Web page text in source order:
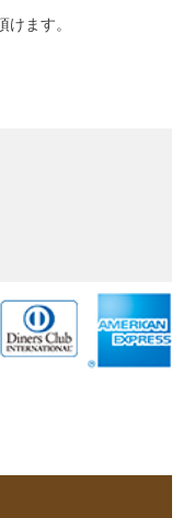
ます。